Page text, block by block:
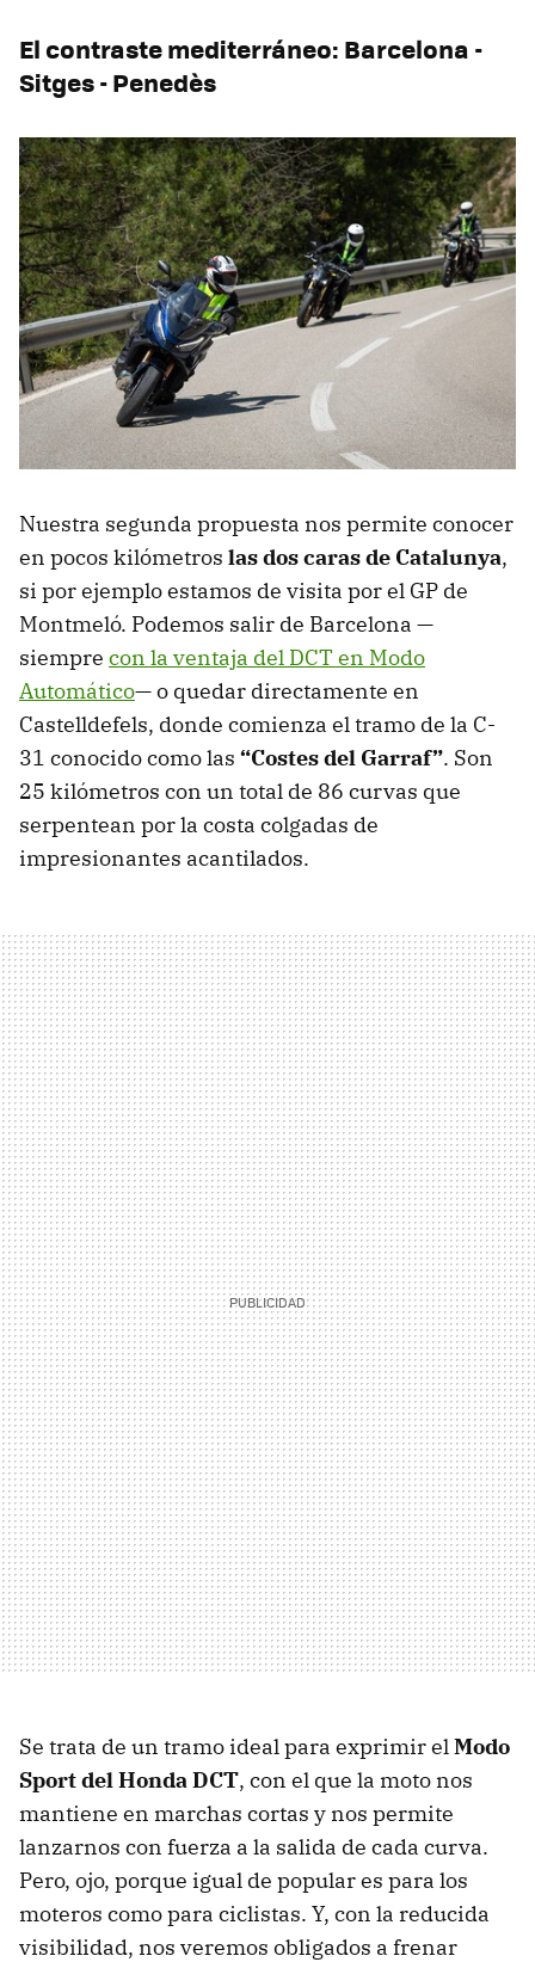
El contraste mediterráneo: Barcelona -
Sitges - Penedès
Nuestra segunda propuesta nos permite conocer
en pocos kilómetros las dos caras de Catalunya,
si por ejemplo estamos de visita por el GP de
Montmeló. Podemos salir de Barcelona —
siempre con la ventaja del DCT en Modo
Automático— o quedar directamente en
Castelldefels, donde comienza el tramo de la C-
31 conocido como las “Costes del Garraf”. Son
25 kilómetros con un total de 86 curvas que
serpentean por la costa colgadas de
impresionantes acantilados.
Se trata de un tramo ideal para exprimir elModo
Sport del Honda DCT, con el que la moto nos
mantiene en marchas cortas y nos permite
lanzarnos con fuerza a la salida de cada curva.
Pero, ojo, porque igual de popular es para los
moteros como para ciclistas. Y, con la reducida
visibilidad, nos veremos obligados a frenar